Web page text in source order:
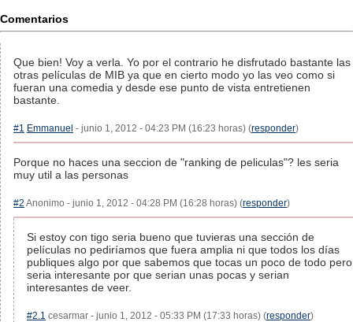
Comentarios
Que bien! Voy a verla. Yo por el contrario he disfrutado bastante las
otras películas de MIB ya que en cierto modo yo las veo como si
fueran una comedia y desde ese punto de vista entretienen
bastante.
#1 Emmanuel - junio 1, 2012 - 04:23 PM (16:23 horas) (responder)
Porque no haces una seccion de "ranking de peliculas"? les seria
muy util a las personas
#2 Anonimo - junio 1, 2012 - 04:28 PM (16:28 horas) (responder)
Si estoy con tigo seria bueno que tuvieras una sección de
películas no pediríamos que fuera amplia ni que todos los días
publiques algo por que sabemos que tocas un poco de todo pero
seria interesante por que serian unas pocas y serian
interesantes de veer.
#2.1 cesarmar - junio 1, 2012 - 05:33 PM (17:33 horas) (responder)